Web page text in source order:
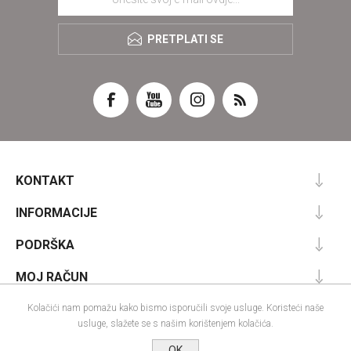
PRETPLATI SE
KONTAKT
INFORMACIJE
PODRŠKA
MOJ RAČUN
Powered bynopCommerce
Kolačići nam pomažu kako bismo isporučili svoje usluge. Koristeći naše
usluge, slažete se s našim korištenjem kolačića.